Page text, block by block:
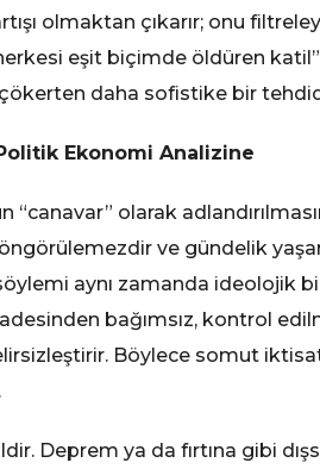
olmaktan çıkarır; onu
eşit biçimde öldüren katil”
daha sofistike bir
Ekonomi Analizine
olarak
öngörülemezdir ve gündelik
aynı zamanda ideolojik
bağımsız, kontrol
Böylece somut
Deprem ya da fırtına gibi